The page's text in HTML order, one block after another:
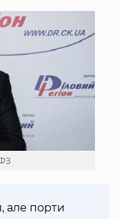
але порти